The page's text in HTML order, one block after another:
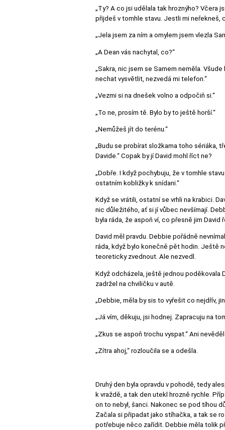
„Ty? A co jsi udělala tak hroznýho? Včera
přijdeš v tomhle stavu. Jestli mi neřekneš,
„Jela jsem za ním a omylem jsem vlezla
„A Dean vás nachytal, co?“
„Sakra, nic jsem se Samem neměla.
nechat vysvětlit, nezvedá mi telefon.“
„Vezmi si na dnešek volno a odpočiň si.“
„To ne, prosím tě. Bylo by to ještě horší.“
„Nemůžeš jít do terénu.“
„Budu se probírat složkama toho sériáka,
Davide.“ Copak by jí David mohl říct ne?
„Dobře. I když pochybuju, že v tomhle
ostatním kobližky k snídani.“
Když se vrátili, ostatní se vrhli na krabici.
nic důležitého, ať si jí vůbec nevšímají.
byla ráda, že aspoň ví, co přesně jim David
David měl pravdu. Debbie pořádně
ráda, když bylo konečně pět hodin. Ještě
teoreticky zvednout. Ale nezvedl.
Když odcházela, ještě jednou poděkovala
zadržel na chviličku v autě.
„Debbie, měla by sis to vyřešit co nejdřív,
„Já vím, děkuju, jsi hodnej. Zapracuju na
„Zkus se aspoň trochu vyspat.“ Ani
„Zítra ahoj,“ rozloučila se a odešla.
Druhý den byla opravdu v pohodě, tedy
k vraždě, a tak den utekl hrozně rychle.
on to nebyl, šanci. Nakonec se pod tíhou
Začala si připadat jako stíhačka, a tak se
potřebuje něco zařídit. Debbie měla tolik